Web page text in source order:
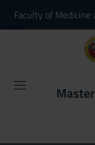
Faculty of Medicine